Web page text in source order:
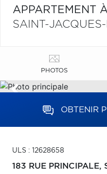
APPARTEMENT
SAINT-
PHOTOS
OBTENIR
ULS : 12628658
183 RUE PRINCIPALE,